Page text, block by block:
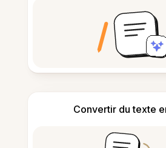
Convertir du texte